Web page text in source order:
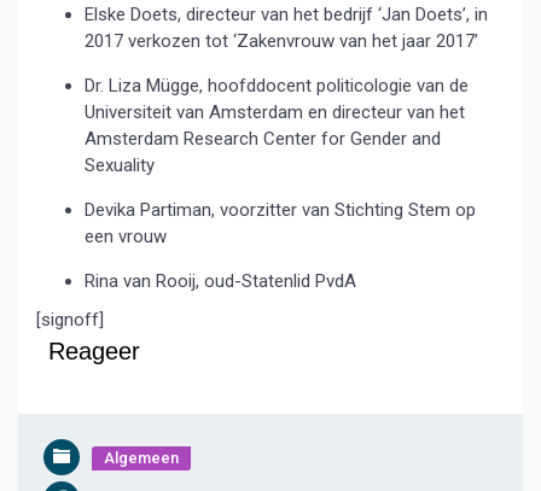
Elske Doets, directeur van het bedrijf ‘Jan Doets’, in
2017 verkozen tot ‘Zakenvrouw van het jaar 2017’
Dr. Liza Mügge, hoofddocent politicologie van de
Universiteit van Amsterdam en directeur van het
Amsterdam Research Center for Gender and
Sexuality
Devika Partiman, voorzitter van Stichting Stem op
een vrouw
Rina van Rooij, oud-Statenlid PvdA
[signoff]
Reageer
Algemeen